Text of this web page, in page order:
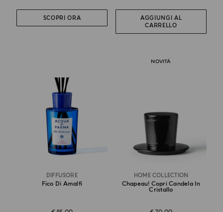
SCOPRI ORA
AGGIUNGI AL
CARRELLO
DIFFUSORE
Fico Di Amalfi
NOVITÀ
HOME COLLECTION
Chapeau! Copri Candela In
Cristallo